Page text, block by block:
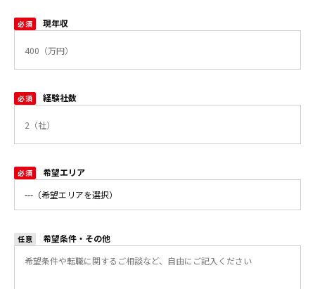
必須 現年収
必須 経験社数
必須 希望エリア
任意 希望条件・その他